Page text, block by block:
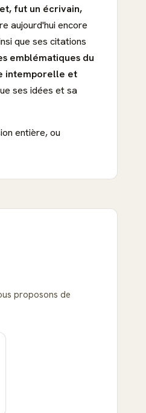
fut un écrivain,
aujourd'hui encore
que ses citations
emblématiques du
intemporelle et
ses idées et sa
entière, ou
proposons de